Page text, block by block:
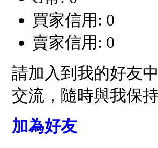
買家信用: 0
賣家信用: 0
請加入到我的好友
交流，隨時與我保
加為好友